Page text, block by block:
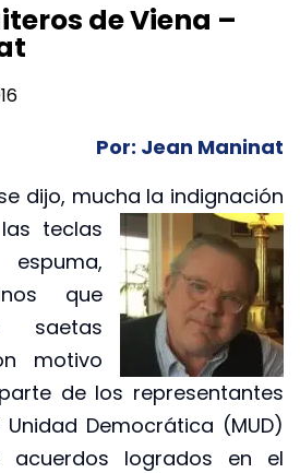
de Viena –
Por: Jean Maninat
dijo, mucha la indignación
teclas
que
saetas
motivo
de los representantes
Democrática (MUD)
acuerdos logrados en el